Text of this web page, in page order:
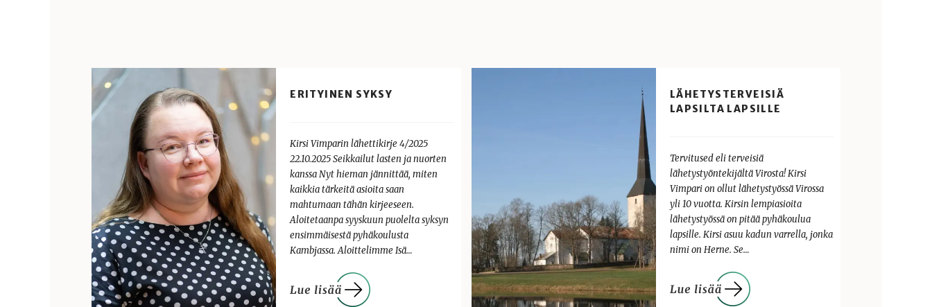
ERITYINEN SYKSY
Kirsi Vimparin lähettikirje 4/2025
22.10.2025 Seikkailut lasten ja nuorten
kanssa Nyt hieman jännittää, miten
kaikkia tärkeitä asioita saan
mahtumaan tähän kirjeeseen.
Aloitetaanpa syyskuun puolelta syksyn
ensimmäisestä pyhäkoulusta
Kambjassa. Aloittelimme Isä…
LÄHETYSTERVEISIÄ
LAPSILTA LAPSILLE
Tervitused eli terveisiä
lähetystyöntekijältä Virosta! Kirsi
Vimpari on ollut lähetystyössä Virossa
yli 10 vuotta. Kirsin lempiasioita
lähetystyössä on pitää pyhäkoulua
lapsille. Kirsi asuu kadun varrella, jonka
nimi on Herne. Se…